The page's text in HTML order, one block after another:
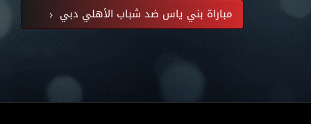
مباراة بني ياس ضد شباب الأهلي دبي